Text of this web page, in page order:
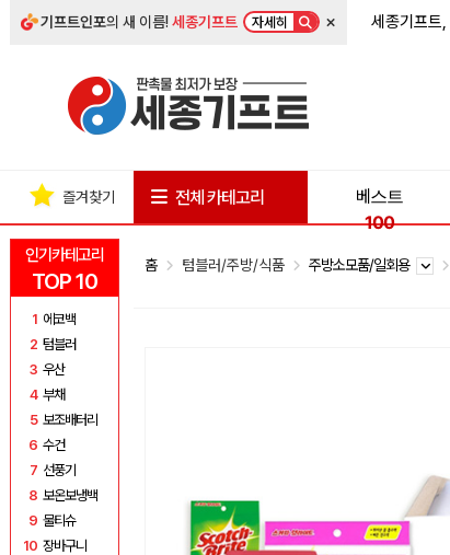
기프트인포의 새 이름!세종기프트 자세히 × 세종기프트,
인기카테고리
TOP 10
1 에코백
2 텀블러
3 우산
4 부채
5 보조배터리
6 수건
7 선풍기
8 보온보냉백
9 물티슈
10 장바구니
즐겨찾기 전체 카테고리
베스트
100
홈 텀블러/주방/식품 주방소모품/일회용